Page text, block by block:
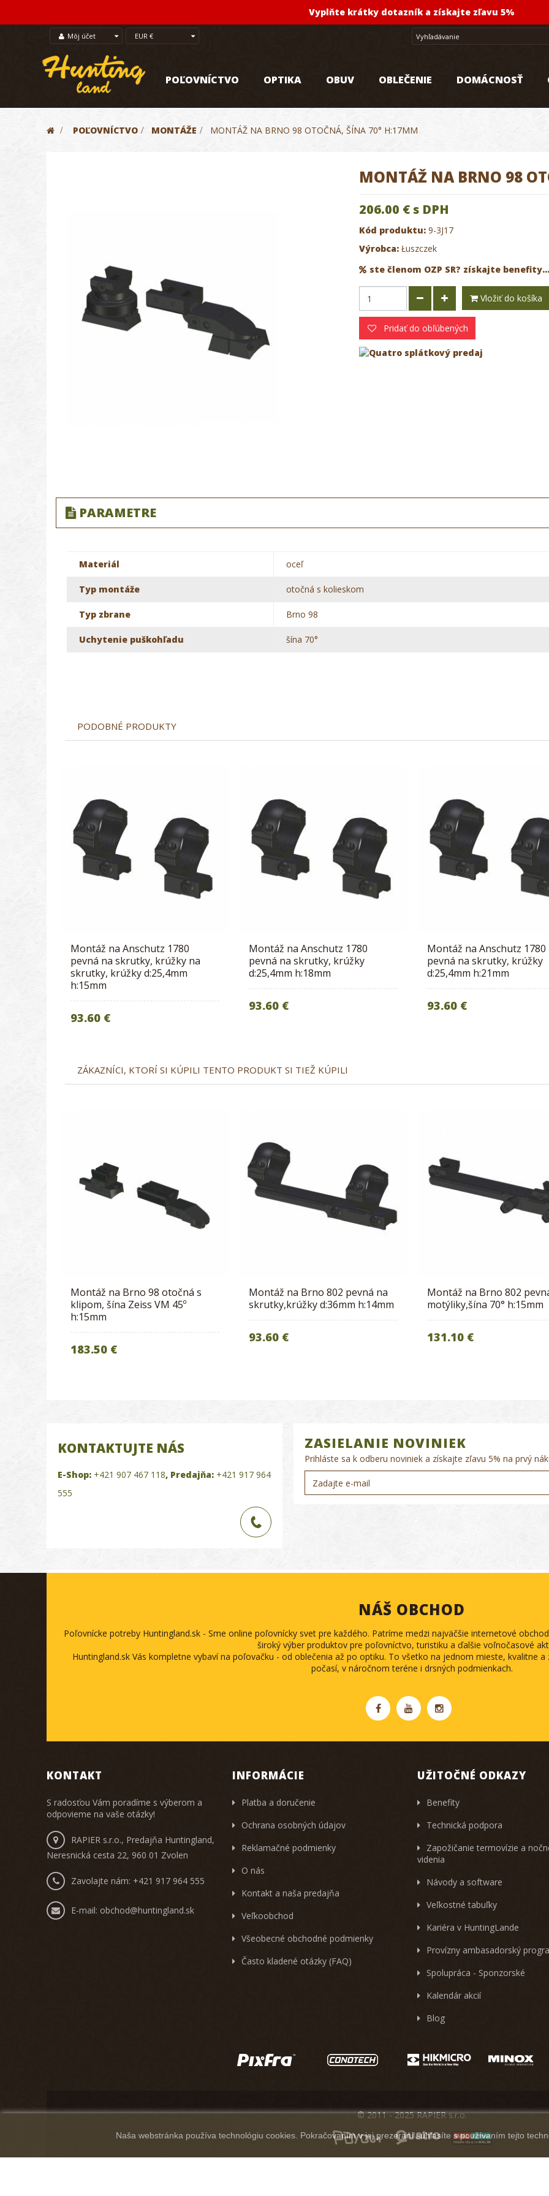
Vyplňte krátky dotazník a získajte zľavu 5%
Môj účet EUR €
POĽOVNÍCTVO OPTIKA OBUV OBLEČENIE DOMÁCNOSŤ
> POĽOVNÍCTVO > MONTÁŽE > MONTÁŽ NA BRNO 98 OTOČNÁ, ŠÍNA 70° H:17MM
MONTÁŽ NA BRNO 98
206.00 €s DPH
Kód produktu: 9-3J17
Výrobca: Łuszczek
ste členom OZP SR? získajte benefity...
Vložiť do košíka
Pridať do obľúbených
PARAMETRE
Materiál oceľ
Typ montáže otočná s kolieskom
Typ zbrane Brno 98
Uchytenie puškohľadu šína 70°
PODOBNÉ PRODUKTY
Montáž na Anschutz 1780
pevná na skrutky, krúžky na
skrutky, krúžky d:25,4mm
h:15mm
93.60 €
Montáž na Anschutz 1780
pevná na skrutky, krúžky
d:25,4mm h:18mm
93.60 €
Montáž na Anschutz 1780
pevná na skrutky, krúžky
d:25,4mm h:21mm
93.60 €
ZÁKAZNÍCI, KTORÍ SI KÚPILI TENTO PRODUKT SI TIEŽ KÚPILI
Montáž na Brno 98 otočná s
klipom, šína Zeiss VM 45º
h:15mm
183.50 €
Montáž na Brno 802 pevná na
skrutky,krúžky d:36mm h:14mm
93.60 €
Montáž na Brno 802
motýliky,šína 70° h:15mm
131.10 €
KONTAKTUJTE NÁS
E-Shop: +421 907 467 118, Predajňa: +421 917 964
555
ZASIELANIE NOVINIEK
Prihláste sa k odberu noviniek a získajte zľavu 5% na prvý
NÁŠ OBCHOD
Poľovnícke potreby Huntingland.sk - Sme online poľovnícky svet pre každého. Patríme medzi najväčšie internetové
široký výber produktov pre poľovníctvo, turistiku a ďalšie voľnočasové
Huntingland.sk Vás kompletne vybaví na poľovačku - od oblečenia až po optiku. To všetko na jednom mieste, kvalitne
počasí, v náročnom teréne i drsných podmienkach.
KONTAKT
S radosťou Vám poradíme s výberom a
odpovieme na vaše otázky!
RAPIER s.r.o., Predajňa Huntingland,
Neresnická cesta 22, 960 01 Zvolen
Zavolajte nám: +421 917 964 555
E-mail: obchod@huntingland.sk
INFORMÁCIE
Platba a doručenie
Ochrana osobných údajov
Reklamačné podmienky
O nás
Kontakt a naša predajňa
Veľkoobchod
Všeobecné obchodné podmienky
Často kladené otázky (FAQ)
UŽITOČNÉ ODKAZY
Benefity
Technická podpora
Zapožičanie termovízie a
videnia
Návody a software
Veľkostné tabuľky
Kariéra v HuntingLande
Provízny ambasadorský
Spolupráca - Sponzorské
Kalendár akcií
Blog
Naša webstránka používa technológiu cookies. Pokračovaním v jej prezeraní súhlasíte s používaním tejto
© 2011 - 2025 RAPIER s.r.o.